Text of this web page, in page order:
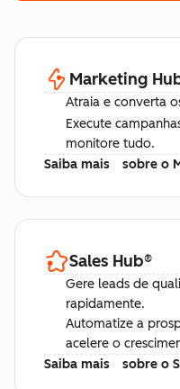
Marketing
Atraia e converta
Execute
monitore tudo.
Saiba mais
sobre o
Sales Hub®
Gere leads de
rapidamente.
Automatize a
acelere o
Saiba mais
sobre o